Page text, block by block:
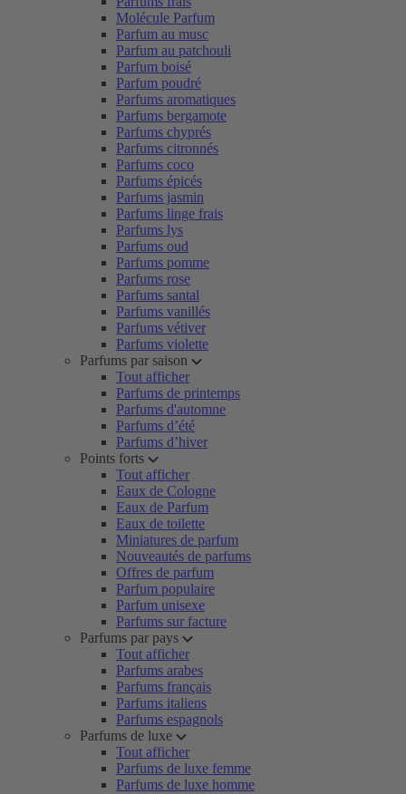
Molécule Parfum
Parfum au musc
Parfum au patchouli
Parfum boisé
Parfum poudré
Parfums aromatiques
Parfums bergamote
Parfums chyprés
Parfums citronnés
Parfums coco
Parfums épicés
Parfums jasmin
Parfums linge frais
Parfums lys
Parfums oud
Parfums pomme
Parfums rose
Parfums santal
Parfums vanillés
Parfums vétiver
Parfums violette
Parfums par saison
Tout afficher
Parfums de printemps
Parfums d'automne
Parfums d’été
Parfums d’hiver
Points forts
Tout afficher
Eaux de Cologne
Eaux de Parfum
Eaux de toilette
Miniatures de parfum
Nouveautés de parfums
Offres de parfum
Parfum populaire
Parfum unisexe
Parfums sur facture
Parfums par pays
Tout afficher
Parfums arabes
Parfums français
Parfums italiens
Parfums espagnols
Parfums de luxe
Tout afficher
Parfums de luxe femme
Parfums de luxe homme